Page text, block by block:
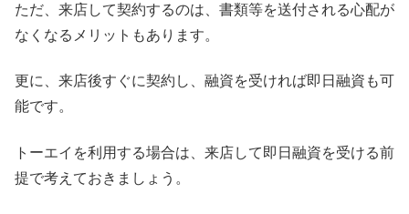
ただ、来店して契約するのは、書類等を送付される心配が
なくなるメリットもあります。
更に、来店後すぐに契約し、融資を受ければ即日融資も可
能です。
トーエイを利用する場合は、来店して即日融資を受ける前
提で考えておきましょう。